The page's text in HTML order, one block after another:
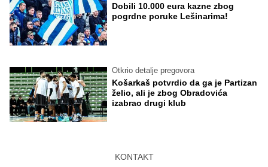
Dobili 10.000 eura kazne zbog
pogrdne poruke Lešinarima!
Otkrio detalje pregovora
Košarkaš potvrdio da ga je Partizan
želio, ali je zbog Obradovića
izabrao drugi klub
KONTAKT